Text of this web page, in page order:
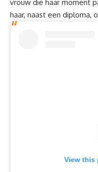
vrouw die haar moment
haar, naast een diploma,
View this